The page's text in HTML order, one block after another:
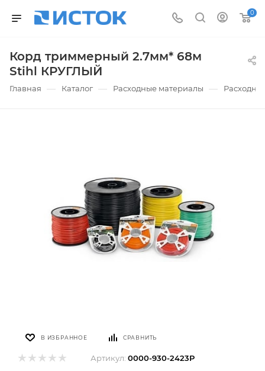
0
Корд триммерный 2.7мм* 68м
Stihl КРУГЛЫЙ
Главная — Каталог — Расходные материалы —
В ИЗБРАННОЕ СРАВНИТЬ
Артикул: 0000-930-2423P